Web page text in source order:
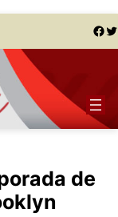
Facebook Twitter
de